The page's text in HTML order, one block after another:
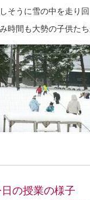
そうに雪の中を走り回
時間も大勢の子供た
の授業の様子